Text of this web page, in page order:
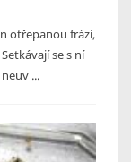
otřepanou frází,
se s ní
...